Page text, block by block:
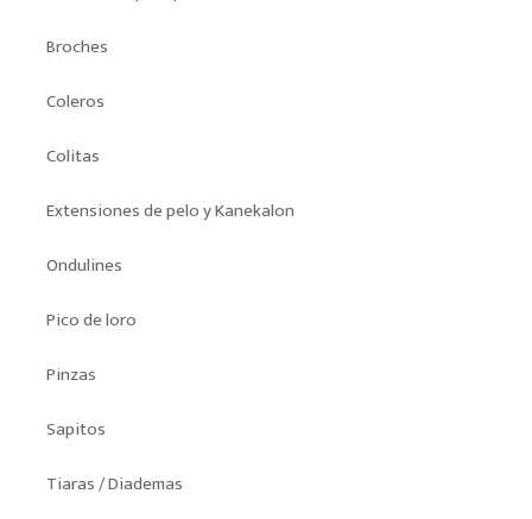
Broches
Coleros
Colitas
Extensiones de pelo y Kanekalon
Ondulines
Pico de loro
Pinzas
Sapitos
Tiaras / Diademas